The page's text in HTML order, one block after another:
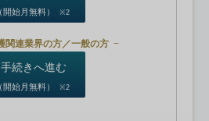
（開始月無料） ※2
関連業界の方／一般の方
手続きへ進む
（開始月無料） ※2